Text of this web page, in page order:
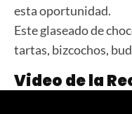
esta oportunidad.
Este glaseado de
tartas, bizcochos,
Video de la